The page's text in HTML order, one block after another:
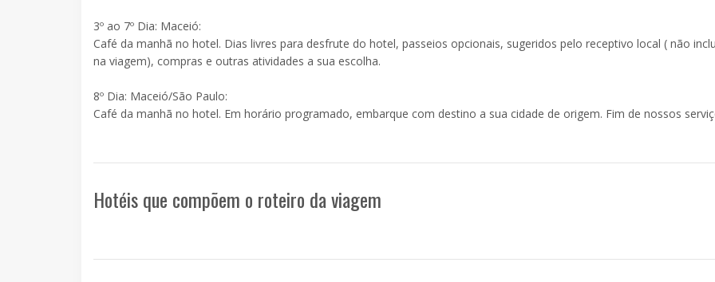
3º ao 7º Dia: Maceió:
Café da manhã no hotel. Dias livres para desfrute do hotel, passeios opcionais, sugeridos pelo receptivo local ( não
na viagem), compras e outras atividades a sua escolha.
8º Dia: Maceió/São Paulo:
Café da manhã no hotel. Em horário programado, embarque com destino a sua cidade de origem. Fim de nossos
Hotéis que compõem o roteiro da viagem